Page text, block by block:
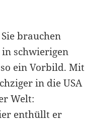
brauchen
schwierigen
ein Vorbild. Mit
in die USA
Welt:
enthüllt er